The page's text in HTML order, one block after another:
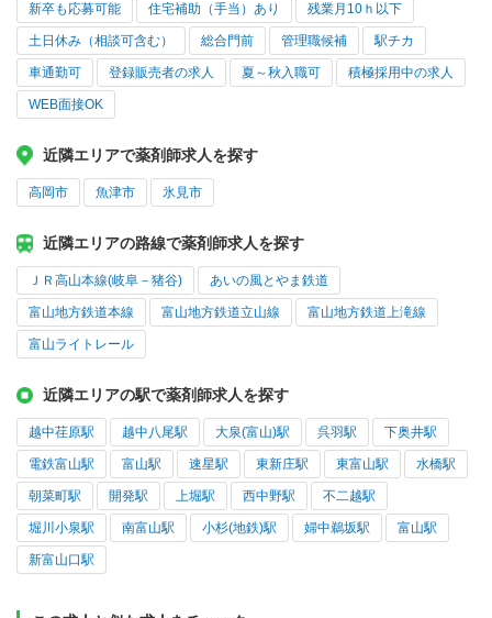
新卒も応募可能 住宅補助（手当）あり 残業月10ｈ以下
土日休み（相談可含む） 総合門前 管理職候補 駅チカ
車通勤可 登録販売者の求人 夏～秋入職可 積極採用中の求人
WEB面接OK
近隣エリアで薬剤師求人を探す
高岡市 魚津市 氷見市
近隣エリアの路線で薬剤師求人を探す
ＪＲ高山本線(岐阜－猪谷) あいの風とやま鉄道
富山地方鉄道本線 富山地方鉄道立山線 富山地方鉄道上滝線
富山ライトレール
近隣エリアの駅で薬剤師求人を探す
越中荏原駅 越中八尾駅 大泉(富山)駅 呉羽駅 下奥井駅
電鉄富山駅 富山駅 速星駅 東新庄駅 東富山駅 水橋駅
朝菜町駅 開発駅 上堀駅 西中野駅 不二越駅
堀川小泉駅 南富山駅 小杉(地鉄)駅 婦中鵜坂駅 富山駅
新富山口駅